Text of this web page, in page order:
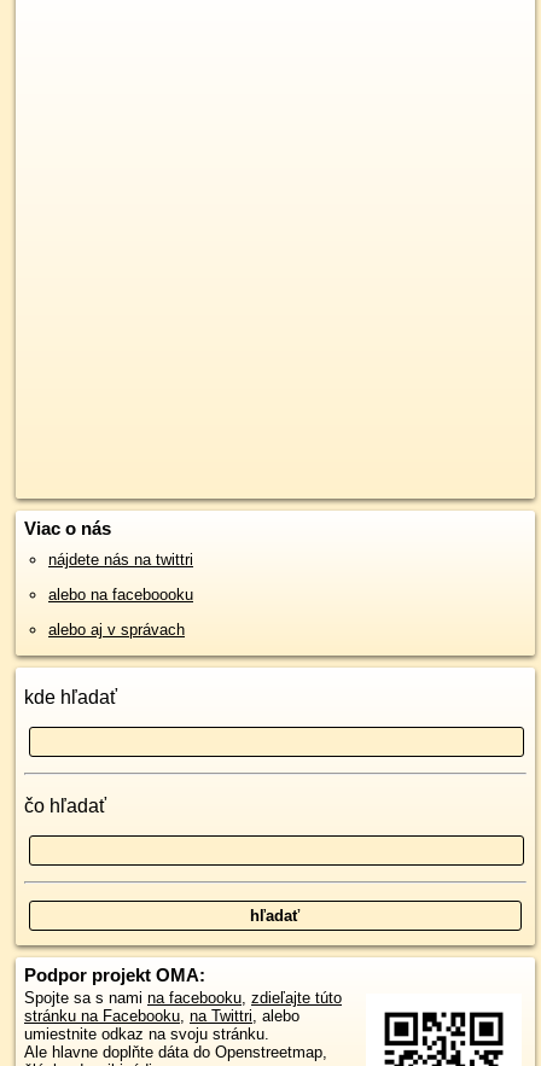
Viac o nás
nájdete nás na twittri
alebo na faceboooku
alebo aj v správach
kde hľadať
čo hľadať
Podpor projekt OMA:
Spojte sa s nami na facebooku, zdieľajte túto
stránku na Facebooku, na Twittri, alebo
umiestnite odkaz na svoju stránku.
Ale hlavne doplňte dáta do Openstreetmap,